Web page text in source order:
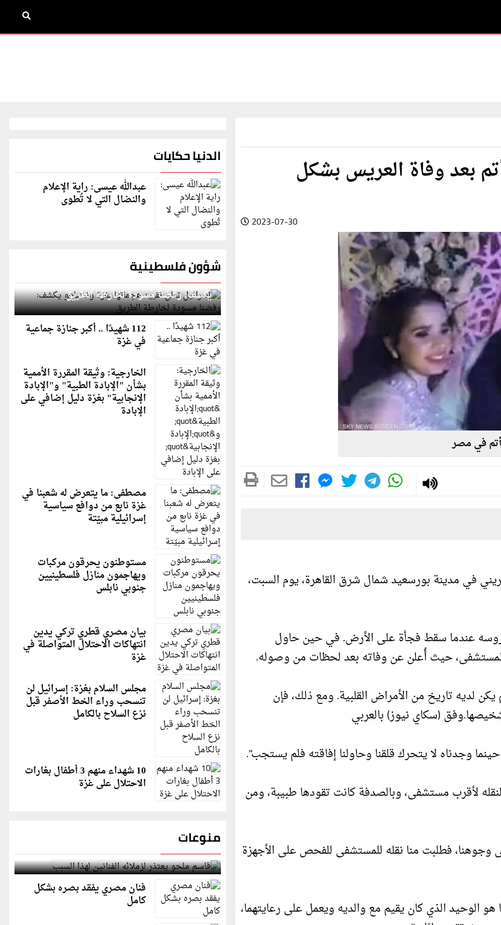
بعد وفاة العريس بشكل
2023-07-30
في مصر
في مدينة بورسعيد شمال شرق القاهرة، يوم السبت،
السعيد (20) عاماً، يرقص مع عروسه عندما سقط فجأة على الأرض. في حين حاول
المستشفى، حيث أُعلن عن وفاته بعد لحظات من وصوله.
لديه تاريخ من الأمراض القلبية. ومع ذلك، فإن
(سكاي نيوز) بالعربي
وجدناه لا يتحرك قلقنا وحاولنا إفاقته فلم يستجب".
لنقله لأقرب مستشفى، وبالصدفة كانت تقودها طبيبة، ومن
وجوهنا، فطلبت منا نقله للمستشفى للفحص على الأجهزة
الوحيد الذي كان يقيم مع والديه ويعمل على رعايتهما،
الدنيا حكايات
عبدالله عيسى: راية الإعلام
والنضال التي لا تُطوى
شؤون فلسطينية
إسرائيل تعلن تقييد هجماتها بغزة ونتنياهو
يكشف: رفضنا مسودة لخارطة الطريق
112 شهيدًا .. أكبر جنازة جماعية
في غزة
الخارجية: وثيقة المقررة الأممية
بشأن "الإبادة الطبية" و"الإبادة
الإنجابية" بغزة دليل إضافي على
الإبادة
مصطفى: ما يتعرض له شعبنا في
غزة نابع من دوافع سياسية
إسرائيلية مبيّتة
مستوطنون يحرقون مركبات
ويهاجمون منازل فلسطينيين
جنوبي نابلس
بيان مصري قطري تركي يدين
انتهاكات الاحتلال المتواصلة في
غزة
مجلس السلام بغزة: إسرائيل لن
تنسحب وراء الخط الأصفر قبل
نزع السلاح بالكامل
10 شهداء منهم 3 أطفال بغارات
الاحتلال على غزة
منوعات
قاسم ملحو يعتذر لزملائه الفنانين لهذا السبب
فنان مصري يفقد بصره بشكل
كامل